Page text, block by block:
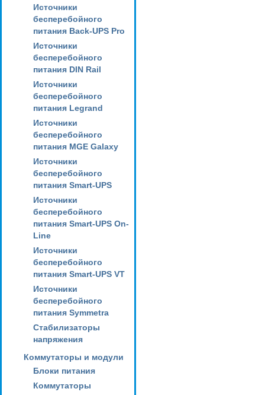
Источники
бесперебойного
питания Back-UPS Pro
Источники
бесперебойного
питания DIN Rail
Источники
бесперебойного
питания Legrand
Источники
бесперебойного
питания MGE Galaxy
Источники
бесперебойного
питания Smart-UPS
Источники
бесперебойного
питания Smart-UPS On-
Line
Источники
бесперебойного
питания Smart-UPS VT
Источники
бесперебойного
питания Symmetra
Стабилизаторы
напряжения
Коммутаторы и модули
Блоки питания
Коммутаторы